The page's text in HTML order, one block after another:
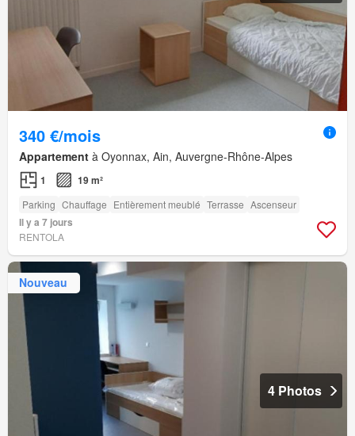
340 €/mois
Appartement à Oyonnax, Ain, Auvergne-Rhône-Alpes
1 19 m²
Parking Chauffage Entièrement meublé Terrasse Ascenseur
Il y a 7 jours
RENTOLA
Nouveau
4 Photos